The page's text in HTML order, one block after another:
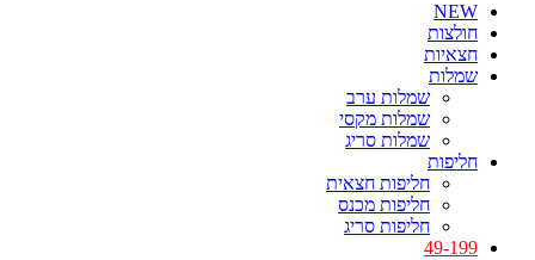
NEW
חולצות
חצאיות
שמלות
שמלות ערב
שמלות מקסי
שמלות סריג
חליפות
חליפות חצאית
חליפות מכנס
חליפות סריג
49-199